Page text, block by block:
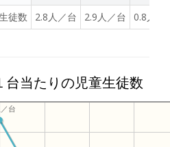
徒数
2.8人／台 2.9人／台 0.8人／
台当たりの児童生徒数
台